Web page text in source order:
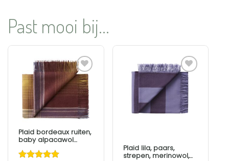
Past mooi bij...
Aan
verlanglijst
toevoegen
Plaid bordeaux ruiten,
baby alpacawol
Aan
verlanglijst
toevoegen
Plaid lila, paars,
strepen, merinowol,